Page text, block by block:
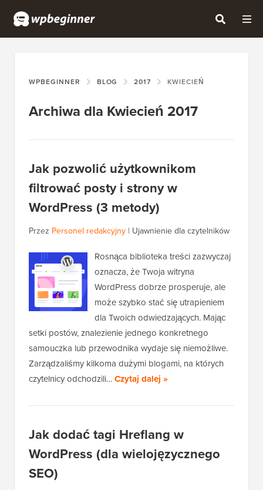
WPBEGINNER BLOG 2017 KWIECIEŃ
Archiwa dla Kwiecień 2017
Jak pozwolić użytkownikom
filtrować posty i strony w
WordPress (3 metody)
Przez Personel redakcyjny | Ujawnienie dla czytelników
Rosnąca biblioteka treści zazwyczaj
oznacza, że Twoja witryna
WordPress dobrze prosperuje, ale
może szybko stać się utrapieniem
dla Twoich odwiedzających. Mając
setki postów, znalezienie jednego konkretnego
samouczka lub przewodnika wydaje się niemożliwe.
Zarządzaliśmy kilkoma dużymi blogami, na których
czytelnicy odchodzili…Czytaj dalej »
Jak dodać tagi Hreflang w
WordPress (dla wielojęzycznego
SEO)